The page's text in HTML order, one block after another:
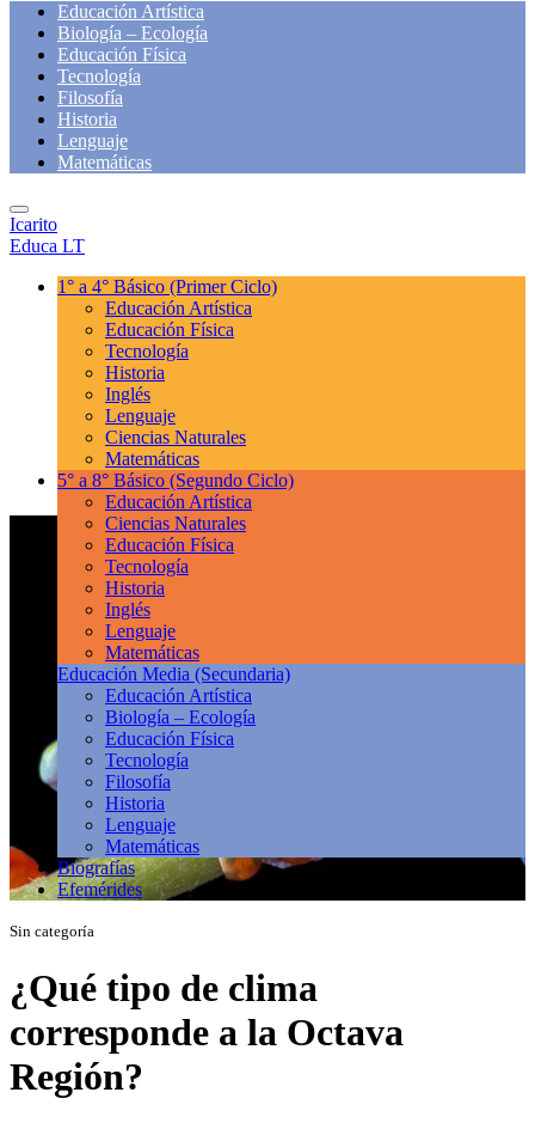
Educación Artística
Biología – Ecología
Educación Física
Tecnología
Filosofía
Historia
Lenguaje
Matemáticas
Icarito
Educa LT
1° a 4° Básico (Primer Ciclo)
Educación Artística
Educación Física
Tecnología
Historia
Inglés
Lenguaje
Ciencias Naturales
Matemáticas
5° a 8° Básico (Segundo Ciclo)
Educación Artística
Ciencias Naturales
Educación Física
Tecnología
Historia
Inglés
Lenguaje
Matemáticas
Educación Media (Secundaria)
Educación Artística
Biología – Ecología
Educación Física
Tecnología
Filosofía
Historia
Lenguaje
Matemáticas
Biografías
Efemérides
Sin categoría
¿Qué tipo de clima
corresponde a la Octava
Región?